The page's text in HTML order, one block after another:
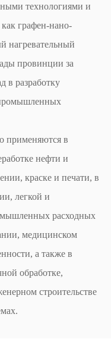
технологиями и
графен-нано-
нагревательный
провинции за
в разработку
применяются в
нефти и
краске и печати, в
легкой и
расходных
медицинском
а также в
обработке,
строительстве